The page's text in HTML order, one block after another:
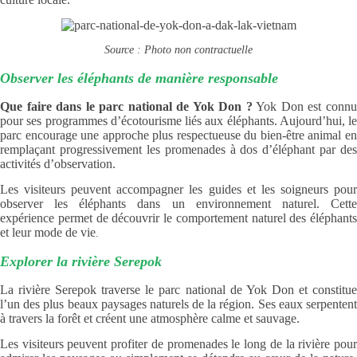
Source : Photo non contractuelle
Observer les éléphants de manière responsable
Que faire dans le parc national de Yok Don ? Yok Don est connu
pour ses programmes d’écotourisme liés aux éléphants. Aujourd’hui, le
parc encourage une approche plus respectueuse du bien-être animal en
remplaçant progressivement les promenades à dos d’éléphant par des
activités d’observation.
Les visiteurs peuvent accompagner les guides et les soigneurs pour
observer les éléphants dans un environnement naturel. Cette
expérience permet de découvrir le comportement naturel des éléphants
et leur mode de vie.
Explorer la rivière Serepok
La rivière Serepok traverse le parc national de Yok Don et constitue
l’un des plus beaux paysages naturels de la région. Ses eaux serpentent
à travers la forêt et créent une atmosphère calme et sauvage.
Les visiteurs peuvent profiter de promenades le long de la rivière pour